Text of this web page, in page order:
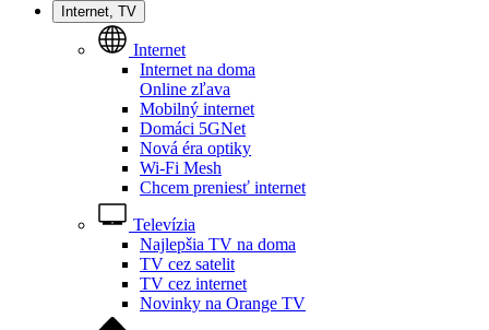
Internet, TV
Internet
Internet na doma
Online zľava
Mobilný internet
Domáci 5GNet
Nová éra optiky
Wi-Fi Mesh
Chcem preniesť internet
Televízia
Najlepšia TV na doma
TV cez satelit
TV cez internet
Novinky na Orange TV